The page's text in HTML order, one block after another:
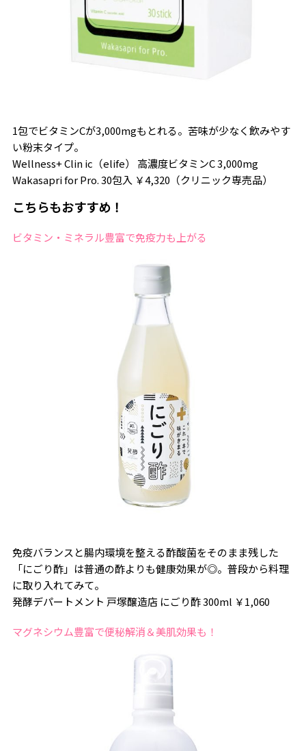
1包でビタミンCが3,000mgもとれる。苦味が少なく飲みやす
い粉末タイプ。
Wellness+ Clin ic（elife） 高濃度ビタミンC 3,000mg
Wakasapri for Pro. 30包入 ￥4,320（クリニック専売品）
こちらもおすすめ！
ビタミン・ミネラル豊富で免疫力も上がる
免疫バランスと腸内環境を整える酢酸菌をそのまま残した
「にごり酢」は普通の酢よりも健康効果が◎。普段から料理
に取り入れてみて。
発酵デパートメント 戸塚醸造店 にごり酢 300ml ￥1,060
マグネシウム豊富で便秘解消＆美肌効果も！